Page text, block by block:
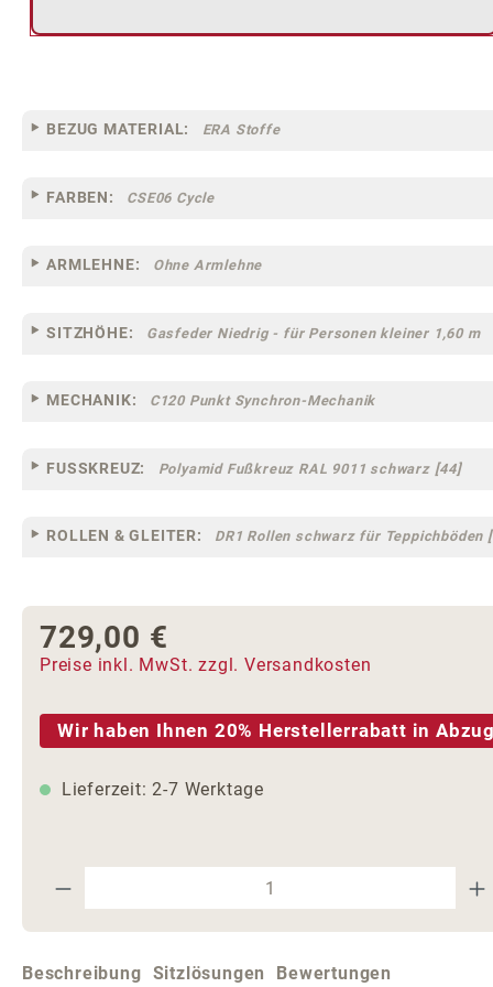
BEZUG MATERIAL: ERA Stoffe
FARBEN: CSE06 Cycle
ARMLEHNE: Ohne Armlehne
SITZHÖHE: Gasfeder Niedrig - für Personen kleiner 1,60 m
MECHANIK: C120 Punkt Synchron-Mechanik
FUSSKREUZ: Polyamid Fußkreuz RAL 9011 schwarz [44]
ROLLEN & GLEITER: DR1 Rollen schwarz für Teppichböden
Regulärer Preis:
729,00 €
Preise inkl. MwSt. zzgl. Versandkosten
Wir haben Ihnen 20% Herstellerrabatt in
Lieferzeit: 2-7 Werktage
Produkt Anzahl: Gib den
Beschreibung Sitzlösungen Bewertungen